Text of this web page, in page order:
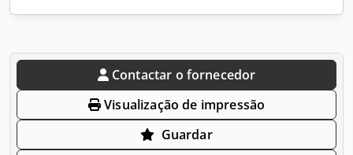
Contactar o fornecedor
Visualização de impressão
Guardar